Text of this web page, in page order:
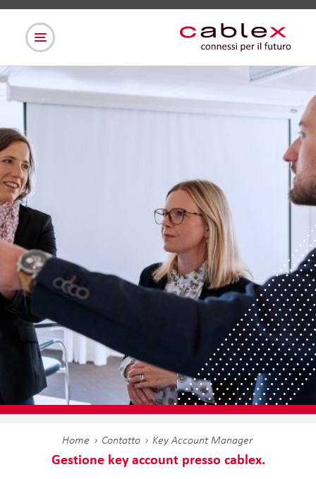
Home Contatto Key Account Manager
Gestione key account presso cablex.